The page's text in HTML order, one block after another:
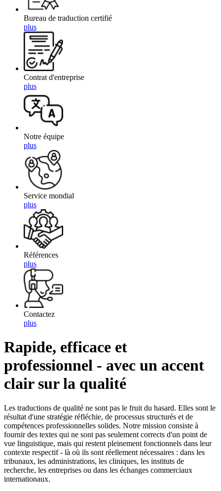
Bureau de traduction certifié
plus
Contrat d'entreprise
plus
Notre équipe
plus
Service mondial
plus
Références
plus
Contactez
plus
Rapide, efficace et
professionnel - avec un accent
clair sur la qualité
Les traductions de qualité ne sont pas le fruit du hasard. Elles sont le
résultat d'une stratégie réfléchie, de processus structurés et de
compétences professionnelles solides. Notre mission consiste à
fournir des textes qui ne sont pas seulement corrects d'un point de
vue linguistique, mais qui restent pleinement fonctionnels dans leur
contexte respectif - là où ils sont réellement nécessaires : dans les
tribunaux, les administrations, les cliniques, les instituts de
recherche, les entreprises ou dans les échanges commerciaux
internationaux.